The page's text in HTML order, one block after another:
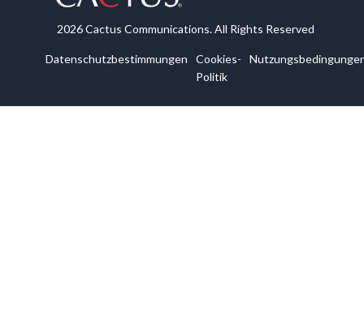
2026 Cactus Communications. All Rights Reserved
Datenschutzbestimmungen
Cookies-
Politik